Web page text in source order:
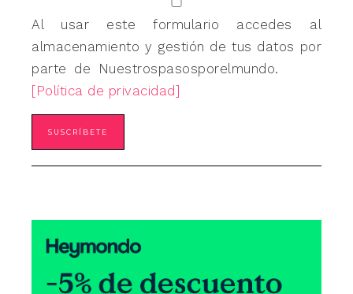
Al usar este formulario accedes al
almacenamiento y gestión de tus datos por
parte de Nuestrospasosporelmundo.
[Política de privacidad]